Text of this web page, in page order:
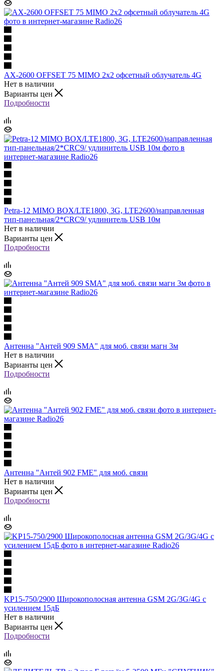
AX-2600 OFFSET 75 MIMO 2x2 офсетный облучатель 4G
Нет в наличии
Варианты цен
Подробности
Petra-12 MIMO BOX/LTE1800, 3G, LTE2600/направленная
тип-панельная/2*CRC9/ удлинитель USB 10м
Нет в наличии
Варианты цен
Подробности
Антенна "Антей 909 SMA" для моб. связи магн 3м
Нет в наличии
Варианты цен
Подробности
Антенна "Антей 902 FME" для моб. связи
Нет в наличии
Варианты цен
Подробности
KP15-750/2900 Широкополосная антенна GSM 2G/3G/4G с
усилением 15дБ
Нет в наличии
Варианты цен
Подробности